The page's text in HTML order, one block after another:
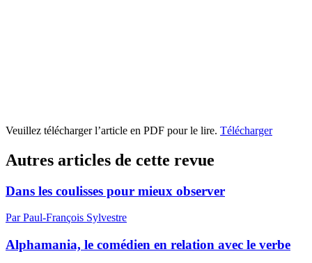
Veuillez télécharger l’article en PDF pour le lire. Télécharger
Autres articles de cette revue
Dans les coulisses pour mieux observer
Par Paul-François Sylvestre
Alphamania, le comédien en relation avec le verbe